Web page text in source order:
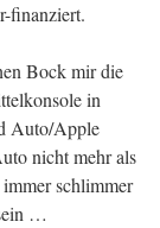
finanziert.
Bock mir die
in
Auto/Apple
nicht mehr als
schlimmer
…